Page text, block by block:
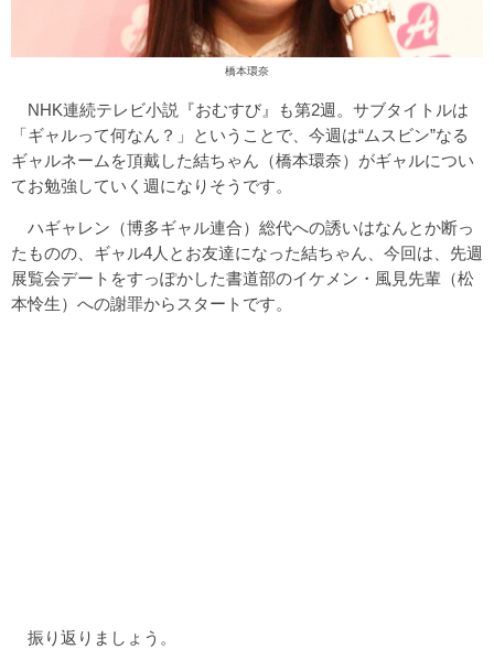
橋本環奈
NHK連続テレビ小説『おむすび』も第2週。サブタイトルは
「ギャルって何なん？」ということで、今週は“ムスビン”なる
ギャルネームを頂戴した結ちゃん（橋本環奈）がギャルについ
てお勉強していく週になりそうです。
ハギャレン（博多ギャル連合）総代への誘いはなんとか断っ
たものの、ギャル4人とお友達になった結ちゃん、今回は、先週
展覧会デートをすっぽかした書道部のイケメン・風見先輩（松
本怜生）への謝罪からスタートです。
振り返りましょう。